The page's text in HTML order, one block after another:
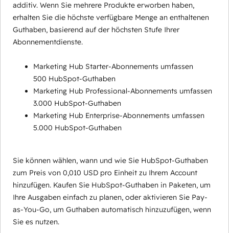
additiv. Wenn Sie mehrere Produkte erworben haben,
erhalten Sie die höchste verfügbare Menge an enthaltenen
Guthaben, basierend auf der höchsten Stufe Ihrer
Abonnementdienste.
Marketing Hub Starter-Abonnements umfassen
500 HubSpot-Guthaben
Marketing Hub Professional-Abonnements umfassen
3.000 HubSpot-Guthaben
Marketing Hub Enterprise-Abonnements umfassen
5.000 HubSpot-Guthaben
Sie können wählen, wann und wie Sie HubSpot-Guthaben
zum Preis von 0,010 USD pro Einheit zu Ihrem Account
hinzufügen. Kaufen Sie HubSpot-Guthaben in Paketen, um
Ihre Ausgaben einfach zu planen, oder aktivieren Sie Pay-
as-You-Go, um Guthaben automatisch hinzuzufügen, wenn
Sie es nutzen.